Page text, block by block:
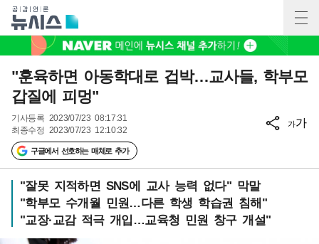
"훈육하면 아동학대로 겁박…교사들, 학부모
갑질에 피멍"
기사등록 2023/07/23 08:17:31
최종수정 2023/07/23 12:10:32
구글에서 선호하는 매체로 추가
가가
"잘못 지적하면 SNS에 교사 능력 없다" 막말
"학부모 수개월 민원…다른 학생 학습권 침해"
"교장·교감 적극 개입…교육청 민원 창구 개설"